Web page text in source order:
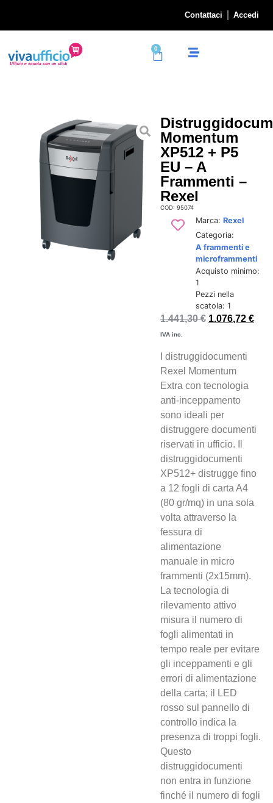
Contattaci Accedi
0
Momentum
XP512 + P5
EU – A
Frammenti –
Rexel
COD: 95074
Marca: Rexel
Categoria:
A frammenti e
microframmenti
Acquisto minimo:
1
Pezzi nella
scatola: 1
1.441,30€ 1.076,72€
IVA inc.
I distruggidocumenti
Rexel Momentum
Extra con tecnologia
anti-inceppamento
sono ideali per
distruggere documenti
riservati in ufficio. Il
distruggidocumenti
XP512+ distrugge fino
a 12 fogli di carta A4
(80 gr/mq) in una sola
volta attraverso la
fessura di
alimentazione
manuale in micro
frammenti (2x15mm).
La tecnologia di
rilevamento attivo
misura il numero di
fogli alimentati in
tempo reale per evitare
gli inceppamenti e gli
errori di alimentazione
della carta; il LED
rosso sul pannello di
controllo indica la
presenza di troppi fogli.
Questo
distruggidocumenti
non entra in funzione
finché il numero di fogli